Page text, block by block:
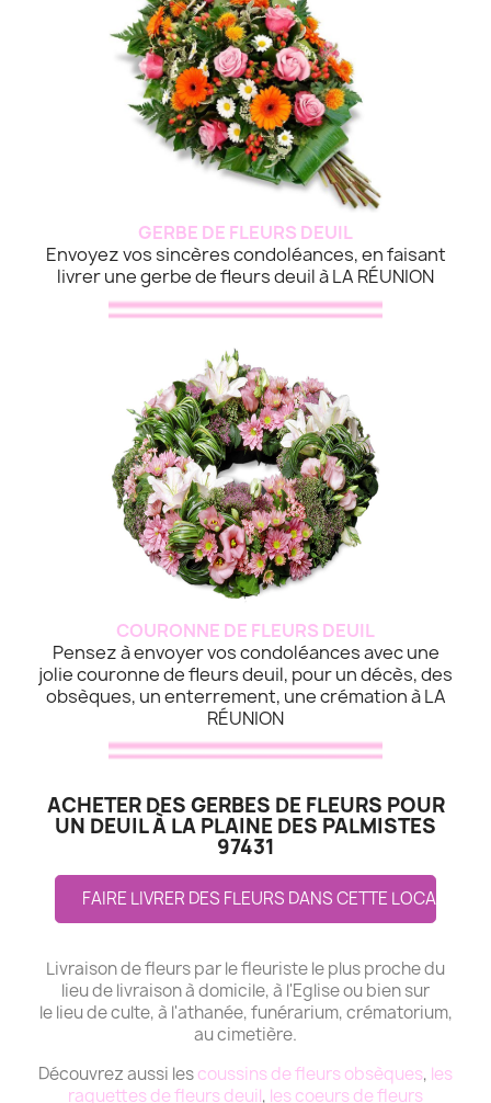
GERBE DE FLEURS DEUIL
Envoyez vos sincères condoléances, en faisant
livrer une gerbe de fleurs deuil à LA RÉUNION
COURONNE DE FLEURS DEUIL
Pensez à envoyer vos condoléances avec une
jolie couronne de fleurs deuil, pour un décès, des
obsèques, un enterrement, une crémation à LA
RÉUNION
ACHETER DES GERBES DE FLEURS POUR
UN DEUIL À LA PLAINE DES PALMISTES
97431
FAIRE LIVRER DES FLEURS DANS CETTE LOCALITE
Livraison de fleurs par le fleuriste le plus proche du
lieu de livraison à domicile, à l'Eglise ou bien sur
le lieu de culte, à l'athanée, funérarium, crématorium,
au cimetière.
Découvrez aussi lescoussins de fleurs obsèques, les
raquettes de fleurs deuil, les coeurs de fleurs